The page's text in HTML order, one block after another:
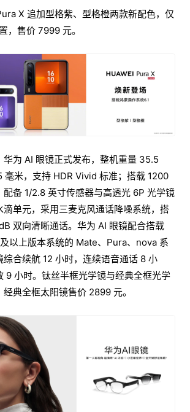
X 追加型格紫、型格橙两款新配色，仅
，售价 7999 元。
华为 AI 眼镜正式发布，整机重量 35.5
毫米，支持 HDR Vivid 标准；搭载 1200
配备 1/2.8 英寸传感器与高透光 6P 光学镜
滴单元，采用三麦克风通话降噪系统，搭
双向清晰通话。华为 AI 眼镜配合搭载
以上版本系统的 Mate、Pura、nova 系
综合续航 12 小时，连续语音通话 8 小
9 小时。钛丝半框光学镜与经典全框光学
典全框太阳镜售价 2899 元。